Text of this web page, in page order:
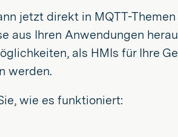
jetzt direkt in MQTT-
aus Ihren Anwendungen
als HMIs für Ihre
werden.
wie es funktioniert: